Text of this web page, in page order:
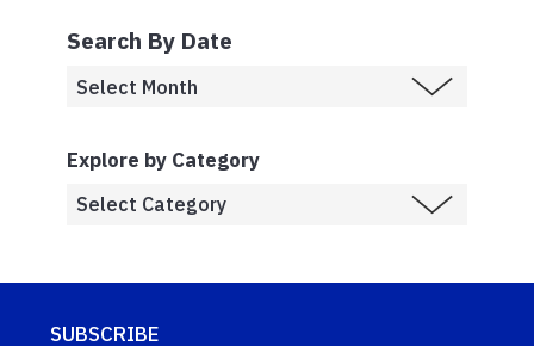
Search By Date
Explore by Category
SUBSCRIBE